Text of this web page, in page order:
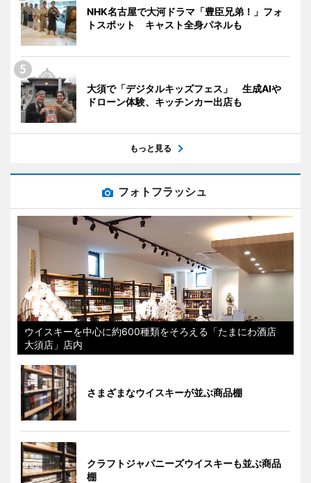
NHK名古屋で大河ドラマ「豊臣兄弟！」フォ
トスポット キャスト全身パネルも
大須で「デジタルキッズフェス」 生成AIや
ドローン体験、キッチンカー出店も
もっと見る
フォトフラッシュ
ウイスキーを中心に約600種類をそろえる「たまにわ酒店
大須店」店内
さまざまなウイスキーが並ぶ商品棚
クラフトジャパニーズウイスキーも並ぶ商品
棚